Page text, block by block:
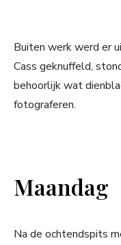
Buiten werk werd er
Cass geknuffeld,
behoorlijk wat
fotograferen.
Maandag
Na de ochtendspits